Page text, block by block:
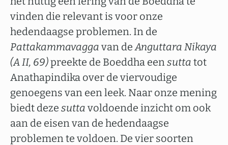
vinden die relevant is voor onze
hedendaagse problemen. In de
Pattakammavagga van deAnguttara Nikaya
(A II, 69)preekte de Boeddha eensutta tot
Anathapindika over de viervoudige
genoegens van een leek. Naar onze mening
biedt deze sutta voldoende inzicht om ook
aan de eisen van de hedendaagse
problemen te voldoen. De vier soorten